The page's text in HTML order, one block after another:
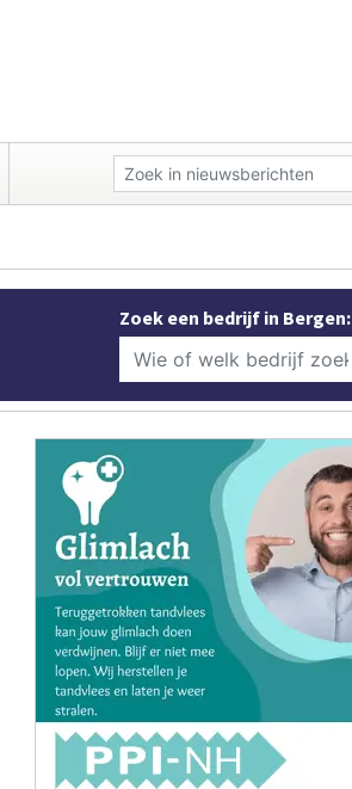
Zoek een bedrijf in Bergen: